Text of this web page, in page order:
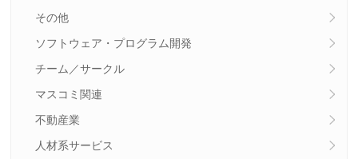
その他
ソフトウェア・プログラム開発
チーム／サークル
マスコミ関連
不動産業
人材系サービス